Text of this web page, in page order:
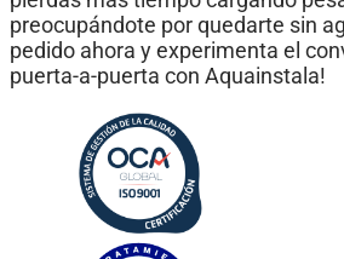
preocupándote por quedarte sin
pedido ahora y experimenta el
puerta-a-puerta con Aquainstala!